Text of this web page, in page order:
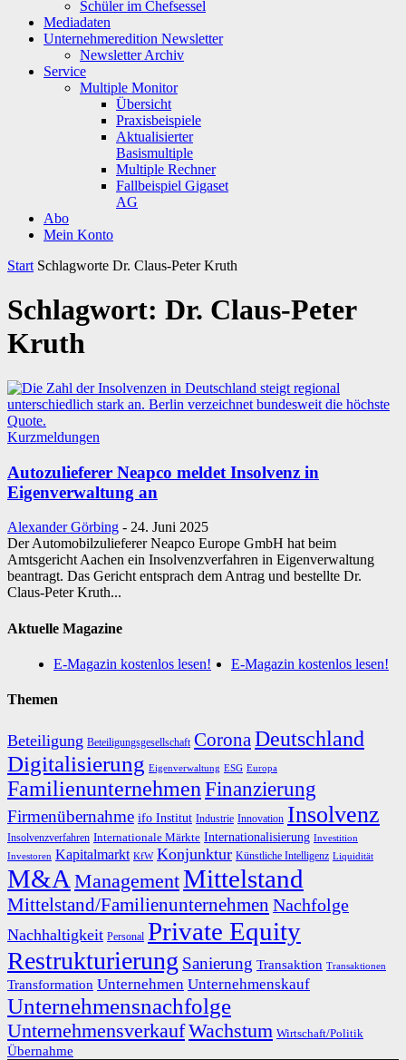
Schüler im Chefsessel
Mediadaten
Unternehmeredition Newsletter
Newsletter Archiv
Service
Multiple Monitor
Übersicht
Praxisbeispiele
Aktualisierter
Basismultiple
Multiple Rechner
Fallbeispiel Gigaset
AG
Abo
Mein Konto
Start Schlagworte Dr. Claus-Peter Kruth
Schlagwort: Dr. Claus-Peter
Kruth
Kurzmeldungen
Autozulieferer Neapco meldet Insolvenz in
Eigenverwaltung an
Alexander Görbing - 24. Juni 2025
Der Automobilzulieferer Neapco Europe GmbH hat beim
Amtsgericht Aachen ein Insolvenzverfahren in Eigenverwaltung
beantragt. Das Gericht entsprach dem Antrag und bestellte Dr.
Claus-Peter Kruth...
Aktuelle Magazine
E-Magazin kostenlos lesen! E-Magazin kostenlos lesen!
Themen
Beteiligung Beteiligungsgesellschaft CoronaDeutschland
Digitalisierung Eigenverwaltung ESG Europa
FamilienunternehmenFinanzierung
Firmenübernahme ifo Institut Industrie Innovation Insolvenz
Insolvenzverfahren Internationale Märkte Internationalisierung Investition
Investoren Kapitalmarkt KfW Konjunktur Künstliche Intelligenz Liquidität
M&A ManagementMittelstand
Mittelstand/Familienunternehmen Nachfolge
Nachhaltigkeit Personal Private Equity
Restrukturierung Sanierung Transaktion Transaktionen
Transformation Unternehmen Unternehmenskauf
Unternehmensnachfolge
UnternehmensverkaufWachstum Wirtschaft/Politik
Übernahme